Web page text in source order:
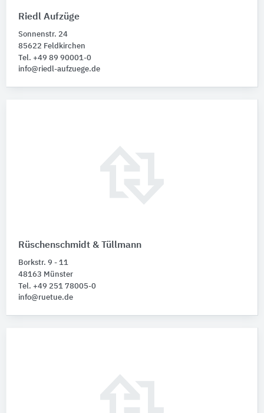
Riedl Aufzüge
Sonnenstr. 24
85622 Feldkirchen
Tel. +49 89 90001-0
info@riedl-aufzuege.de
Rüschenschmidt & Tüllmann
Borkstr. 9 - 11
48163 Münster
Tel. +49 251 78005-0
info@ruetue.de